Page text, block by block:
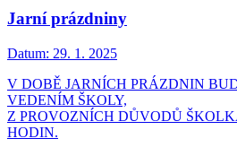
Jarní prázdniny
Datum: 29. 1. 2025
V DOBĚ JARNÍCH PRÁZDNIN
VEDENÍM ŠKOLY,
Z PROVOZNÍCH DŮVODŮ
HODIN.